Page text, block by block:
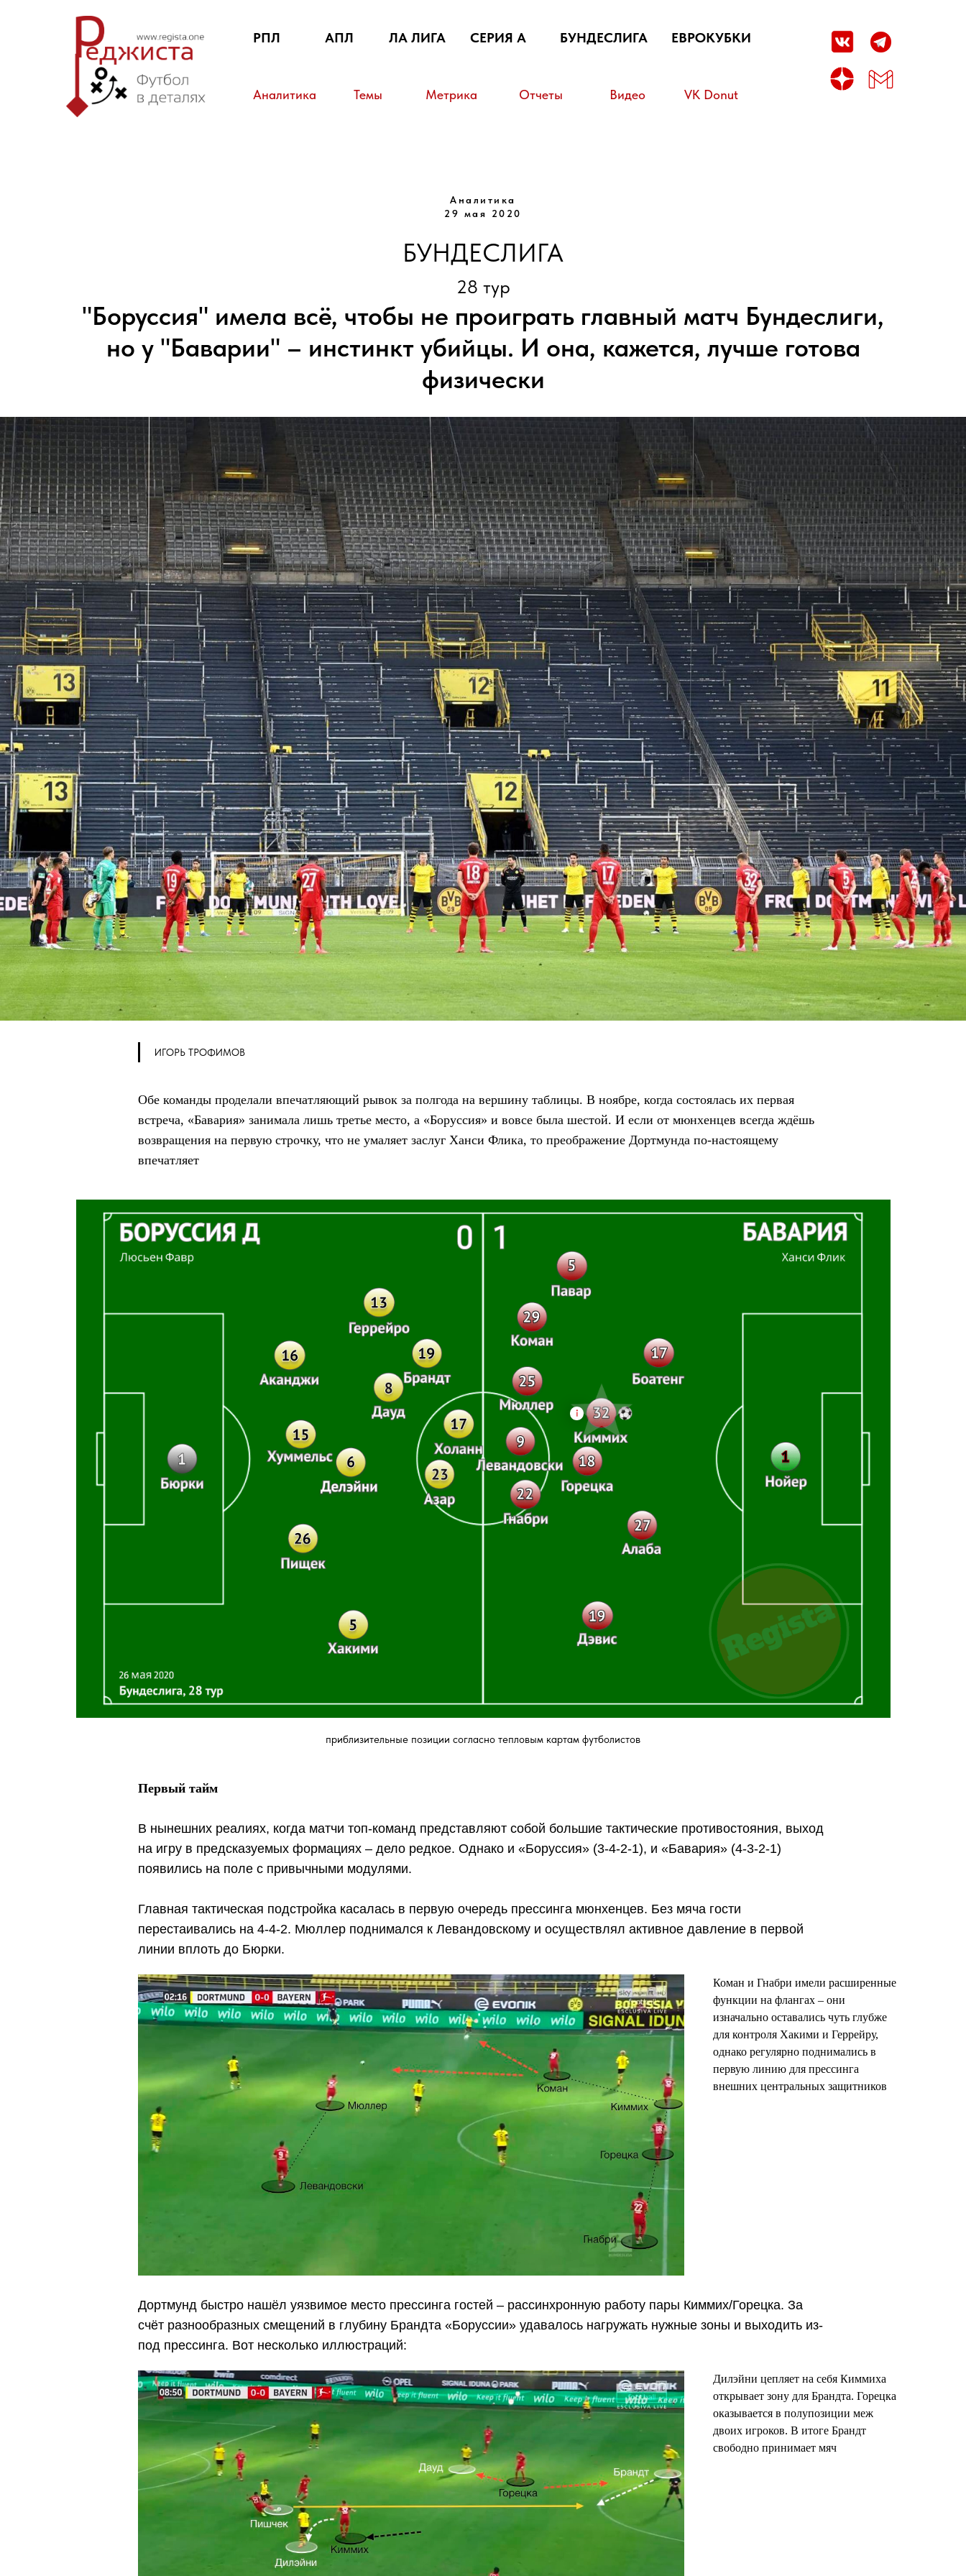
Аналитика Темы Метрика Отчеты Видео VK Donut
РПЛ АПЛ ЛА ЛИГА СЕРИЯ А БУНДЕСЛИГА ЕВРОКУБКИ
Аналитика
29 мая 2020
БУНДЕСЛИГА
28 тур
"Боруссия" имела всё, чтобы не проиграть главный матч Бундеслиги,
но у "Баварии" – инстинкт убийцы. И она, кажется, лучше готова
физически
ИГОРЬ ТРОФИМОВ
Обе команды проделали впечатляющий рывок за полгода на вершину таблицы. В ноябре, когда состоялась их первая
встреча, «Бавария» занимала лишь третье место, а «Боруссия» и вовсе была шестой. И если от мюнхенцев всегда ждёшь
возвращения на первую строчку, что не умаляет заслуг Ханси Флика, то преображение Дортмунда по-настоящему
впечатляет
приблизительные позиции согласно тепловым картам футболистов
Первый тайм
В нынешних реалиях, когда матчи топ-команд представляют собой большие тактические противостояния, выход
на игру в предсказуемых формациях – дело редкое. Однако и «Боруссия» (3-4-2-1), и «Бавария» (4-3-2-1)
появились на поле с привычными модулями.
Главная тактическая подстройка касалась в первую очередь прессинга мюнхенцев. Без мяча гости
перестаивались на 4-4-2. Мюллер поднимался к Левандовскому и осуществлял активное давление в первой
линии вплоть до Бюрки.
Коман и Гнабри имели расширенные
функции на флангах – они
изначально оставались чуть глубже
для контроля Хакими и Геррейру,
однако регулярно поднимались в
первую линию для прессинга
внешних центральных защитников
Дортмунд быстро нашёл уязвимое место прессинга гостей – рассинхронную работу пары Киммих/Горецка. За
счёт разнообразных смещений в глубину Брандта «Боруссии» удавалось нагружать нужные зоны и выходить из-
под прессинга. Вот несколько иллюстраций:
Дилэйни цепляет на себя Киммиха
открывает зону для Брандта. Горецка
оказывается в полупозиции меж
двоих игроков. В итоге Брандт
свободно принимает мяч